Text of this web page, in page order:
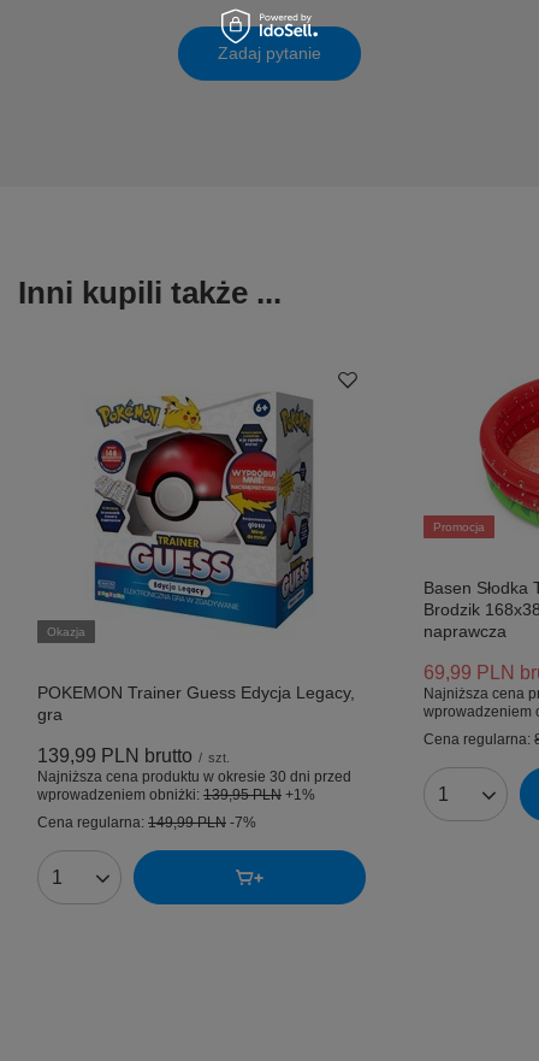
Zadaj pytanie
Inni kupili także ...
Okazja
POKEMON Trainer Guess Edycja Legacy,
gra
139,99 PLN brutto / szt.
Najniższa cena produktu w okresie 30 dni przed
wprowadzeniem obniżki: 139,95 PLN +1%
Cena regularna: 149,99 PLN -7%
Ilość produktów
Promocja
Basen Słodka
Brodzik
naprawcza
69,99 PLN
Najniższa cena
wprowadzeniem
Cena regularna:
Ilość